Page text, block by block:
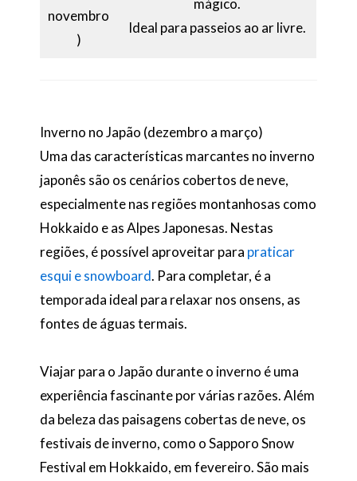
novembro
)
mágico.
Ideal para passeios ao ar livre.
Inverno no Japão (dezembro a março)
Uma das características marcantes no inverno
japonês são os cenários cobertos de neve,
especialmente nas regiões montanhosas como
Hokkaido e as Alpes Japonesas. Nestas
regiões, é possível aproveitar para praticar
esqui e snowboard. Para completar, é a
temporada ideal para relaxar nos onsens, as
fontes de águas termais.
Viajar para o Japão durante o inverno é uma
experiência fascinante por várias razões. Além
da beleza das paisagens cobertas de neve, os
festivais de inverno, como o Sapporo Snow
Festival em Hokkaido, em fevereiro. São mais